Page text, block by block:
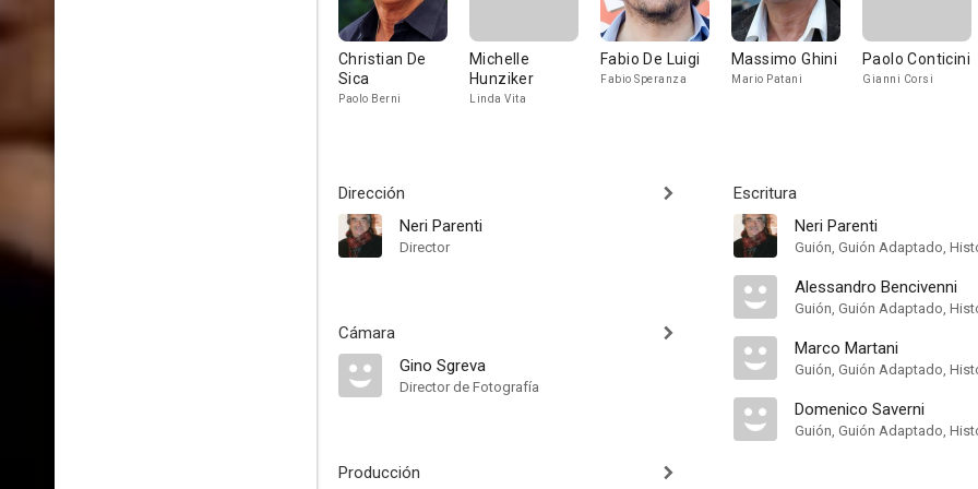
Christian De
Sica
Paolo Berni
Michelle
Hunziker
Linda Vita
Fabio De Luigi
Fabio Speranza
Massimo Ghini
Mario Patani
Paolo Conticini
Gianni Corsi
Dirección
Neri Parenti
Director
Cámara
Gino Sgreva
Director de Fotografía
Producción
Escritura
Neri Parenti
Guión, Guión Adaptado,
Alessandro Bencivenni
Guión, Guión Adaptado,
Marco Martani
Guión, Guión Adaptado,
Domenico Saverni
Guión, Guión Adaptado,